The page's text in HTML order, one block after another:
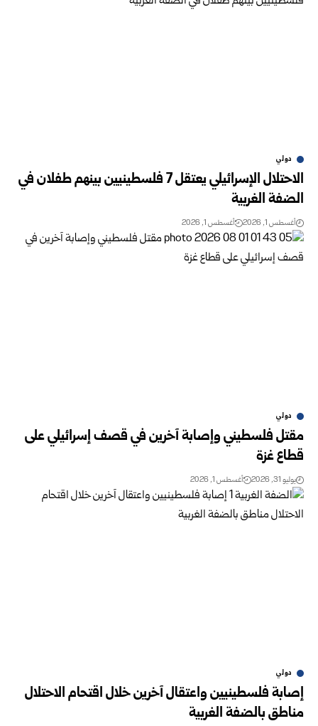
دولي
الاحتلال الإسرائيلي يعتقل 7 فلسطينيين بينهم طفلان في
الضفة الغربية
أغسطس 1, 2026 أغسطس 1, 2026
دولي
مقتل فلسطيني وإصابة آخرين في قصف إسرائيلي على
قطاع غزة
يوليو 31, 2026 أغسطس 1, 2026
دولي
إصابة فلسطينيين واعتقال آخرين خلال اقتحام الاحتلال
مناطق بالضفة الغربية